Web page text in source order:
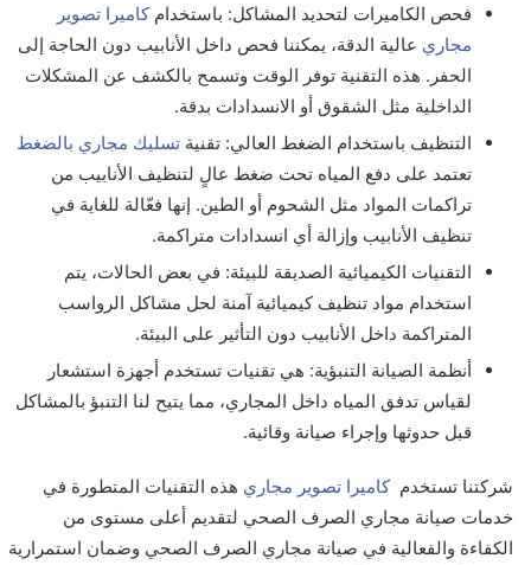
فحص الكاميرات لتحديد المشاكل: باستخدامكاميرا تصوير
مجاري عالية الدقة، يمكننا فحص داخل الأنابيب دون الحاجة إلى
الحفر. هذه التقنية توفر الوقت وتسمح بالكشف عن المشكلات
الداخلية مثل الشقوق أو الانسدادات بدقة.
التنظيف باستخدام الضغط العالي: تقنية تسليك مجاري بالضغط
تعتمد على دفع المياه تحت ضغط عالٍ لتنظيف الأنابيب من
تراكمات المواد مثل الشحوم أو الطين. إنها فعّالة للغاية في
تنظيف الأنابيب وإزالة أي انسدادات متراكمة.
التقنيات الكيميائية الصديقة للبيئة: في بعض الحالات، يتم
استخدام مواد تنظيف كيميائية آمنة لحل مشاكل الرواسب
المتراكمة داخل الأنابيب دون التأثير على البيئة.
أنظمة الصيانة التنبؤية: هي تقنيات تستخدم أجهزة استشعار
لقياس تدفق المياه داخل المجاري، مما يتيح لنا التنبؤ بالمشاكل
قبل حدوثها وإجراء صيانة وقائية.
شركتنا تستخدمكاميرا تصوير مجاري هذه التقنيات المتطورة في
خدمات صيانة مجاري الصرف الصحي لتقديم أعلى مستوى من
الكفاءة والفعالية في صيانة مجاري الصرف الصحي وضمان استمرارية